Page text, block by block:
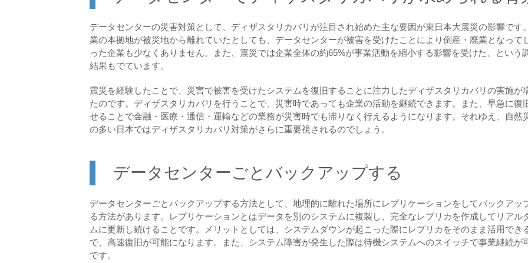
データセンターの災害対策として、ディザスタリカバリが注目され始めた主な要因が東日本大震災の影響です
業の本拠地が被災地から離れていたとしても、データセンターが被害を受けたことにより倒産・廃業となって
った企業も少なくありません。また、震災では企業全体の約65%が事業活動を縮小する影響を受けた、という
結果もでています。
震災を経験したことで、災害で被害を受けたシステムを復旧することに注力したディザスタリカバリの実施が
たのです。ディザスタリカバリを行うことで、災害時であっても企業の活動を継続できます。また、早急に復
せることで金融・医療・通信・運輸などの業務が災害時でも滞りなく行えるようになります。それゆえ、自然
の多い日本ではディザスタリカバリ対策がさらに重要視されるのでしょう。
データセンターごとバックアップする
データセンターごとバックアップする方法として、地理的に離れた場所にレプリケーションをしてバックアッ
る方法があります。レプリケーションとはデータを別のシステムに複製し、完全なレプリカを作成してリアル
ムに更新し続けることです。メリットとしては、システムダウンが起こった際にレプリカをそのまま活用でき
で、高速復旧が可能になります。また、システム障害が発生した際は待機システムへのスイッチで事業継続が
です。